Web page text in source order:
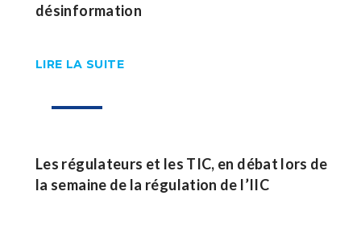
désinformation
LIRE LA SUITE
11
Les régulateurs et les TIC, en débat lors de
la semaine de la régulation de l’IIC